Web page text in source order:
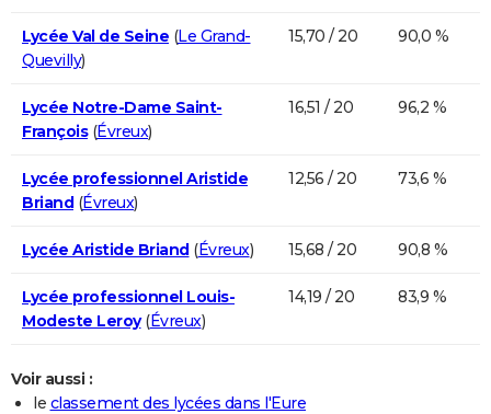
Lycée Val de Seine (Le Grand-
Quevilly)
15,70 / 20 90,0 %
Lycée Notre-Dame Saint-
François(Évreux)
16,51 / 20 96,2 %
Lycée professionnel Aristide
Briand(Évreux)
12,56 / 20 73,6 %
Lycée Aristide Briand(Évreux) 15,68 / 20 90,8 %
Lycée professionnel Louis-
Modeste Leroy(Évreux)
14,19 / 20 83,9 %
Voir aussi :
le classement des lycées dans l'Eure